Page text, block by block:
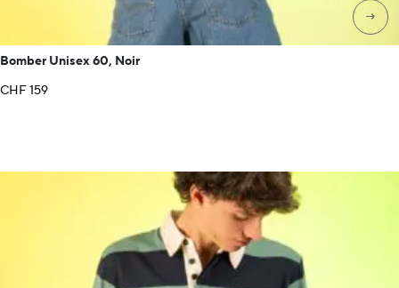
→
Bomber Unisex 60, Noir
CHF159